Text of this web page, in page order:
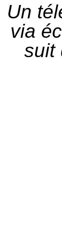
Un
via
suit